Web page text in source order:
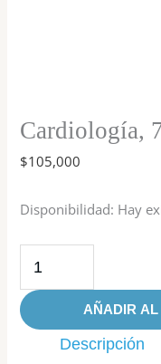
Cardiología,
$105,000
Disponibilidad: Hay
AÑADIR AL
Descripción